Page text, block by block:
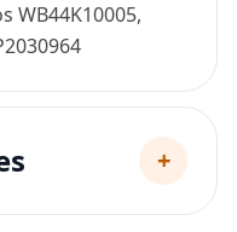
WB44K10005,
+